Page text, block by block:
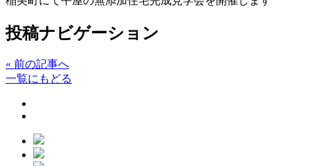
投稿ナビゲーション
« 前の記事へ
一覧にもどる